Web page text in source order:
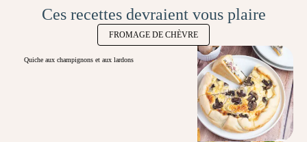
Ces recettes devraient vous plaire
FROMAGE DE CHÈVRE
Quiche aux champignons et aux lardons